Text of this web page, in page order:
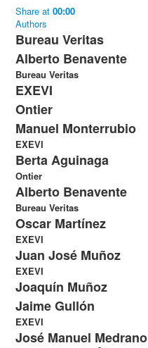
Share at 00:00
Authors
Bureau Veritas
Alberto Benavente
Bureau Veritas
EXEVI
Ontier
Manuel Monterrubio
EXEVI
Berta Aguinaga
Ontier
Alberto Benavente
Bureau Veritas
Oscar Martínez
EXEVI
Juan José Muñoz
EXEVI
Joaquín Muñoz
Jaime Gullón
EXEVI
José Manuel Medrano